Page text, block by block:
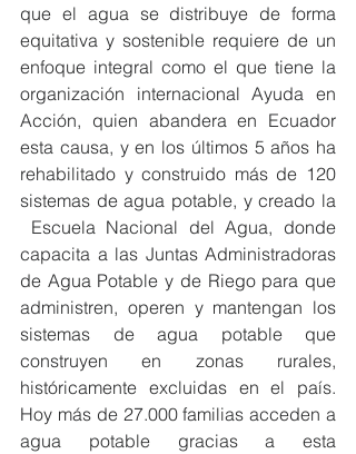
que el agua se distribuye de forma
equitativa y sostenible requiere de un
enfoque integral como el que tiene la
organización internacional Ayuda en
Acción, quien abandera en Ecuador
esta causa, y en los últimos 5 años ha
rehabilitado y construido más de 120
sistemas de agua potable, y creado la
Escuela Nacional del Agua, donde
capacita a las Juntas Administradoras
de Agua Potable y de Riego para que
administren, operen y mantengan los
sistemas de agua potable que
construyen en zonas rurales,
históricamente excluidas en el país.
Hoy más de 27.000 familias acceden a
agua potable gracias a esta